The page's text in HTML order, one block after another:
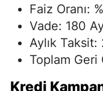
Faiz Oranı:
Vade: 180
Aylık Taksit:
Toplam Geri
Kredi